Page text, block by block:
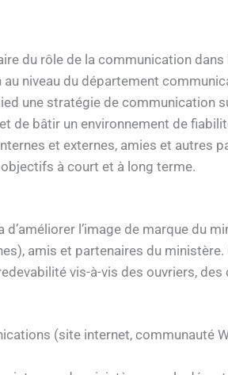
du rôle de la communication
niveau du département
une stratégie de communication
de bâtir un environnement de
et externes, amies et autres
à court et à long terme.
l’image de marque du
amis et partenaires du
vis-à-vis des ouvriers, des
(site internet, communauté